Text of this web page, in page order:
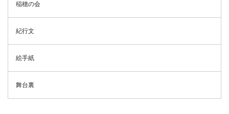
稲穂の会
紀行文
絵手紙
舞台裏